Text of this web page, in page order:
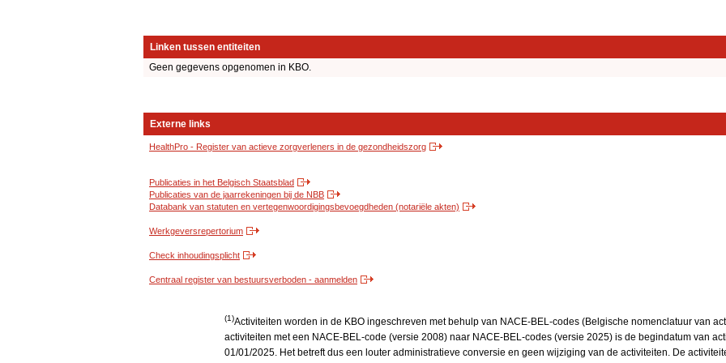
Linken tussen entiteiten
Geen gegevens opgenomen in KBO.
Externe links
HealthPro - Register van actieve zorgverleners in de gezondheidszorg
Publicaties in het Belgisch Staatsblad
Publicaties van de jaarrekeningen bij de NBB
Databank van statuten en vertegenwoordigingsbevoegdheden (notariële akten)
Werkgeversrepertorium
Check inhoudingsplicht
Centraal register van bestuursverboden - aanmelden
(1)Activiteiten worden in de KBO ingeschreven met behulp van NACE-BEL-codes (Belgische nomenclatuur van
activiteiten met een NACE-BEL-code (versie 2008) naar NACE-BEL-codes (versie 2025) is de begindatum van
01/01/2025. Het betreft dus een louter administratieve conversie en geen wijziging van de activiteiten. De